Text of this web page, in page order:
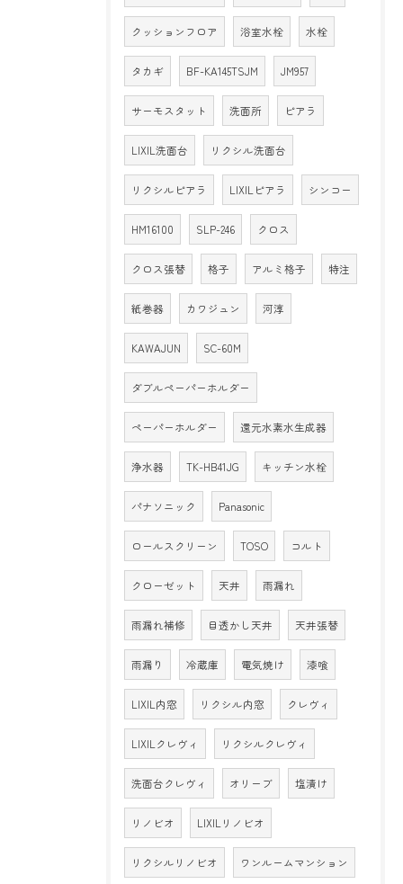
クッションフロア 浴室水栓 水栓
タカギ BF-KA145TSJM JM957
サーモスタット 洗面所 ピアラ
LIXIL洗面台 リクシル洗面台
リクシルピアラ LIXILピアラ シンコー
HM16100 SLP-246 クロス
クロス張替 格子 アルミ格子 特注
紙巻器 カワジュン 河淳
KAWAJUN SC-60M
ダブルペーパーホルダー
ペーパーホルダー 還元水素水生成器
浄水器 TK-HB41JG キッチン水栓
パナソニック Panasonic
ロールスクリーン TOSO コルト
クローゼット 天井 雨漏れ
雨漏れ補修 目透かし天井 天井張替
雨漏り 冷蔵庫 電気焼け 漆喰
LIXIL内窓 リクシル内窓 クレヴィ
LIXILクレヴィ リクシルクレヴィ
洗面台クレヴィ オリーブ 塩漬け
リノビオ LIXILリノビオ
リクシルリノビオ ワンルームマンション